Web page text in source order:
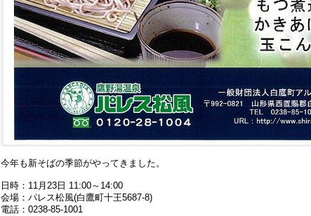
今年も新そばの季節がやってきました。
日時：11月23日 11:00～14:00
会場：パレス松風(白鷹町十王5687-8)
電話：0238-85-1001